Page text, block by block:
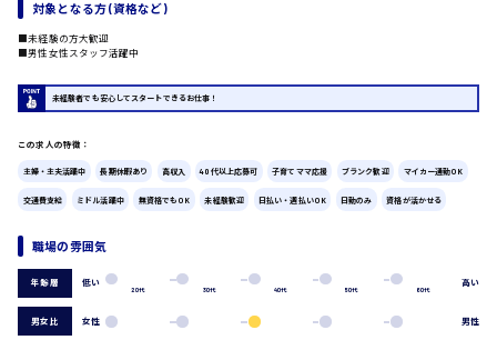
検品・包装・箱詰め
軽作業
フォークリフト
介護・医療系
医師
広島市南区
時給1300円～
対象となる方 (資格など)
■未経験の方大歓迎
■男性女性スタッフ活躍中
未経験者でも安心してスタートできるお仕事！
この求人の特徴：
主婦・主夫活躍中 長期休暇あり 高収入 40代以上応募可 子育てママ応援 ブランク歓迎 マイカー通勤OK
交通費支給 ミドル活躍中 無資格でもOK 未経験歓迎 日払い・週払いOK 日勤のみ 資格が活かせる
職場の雰囲気
年齢層 低い
20代 30代 40代 50代 60代
高い
男女比 女性 男性